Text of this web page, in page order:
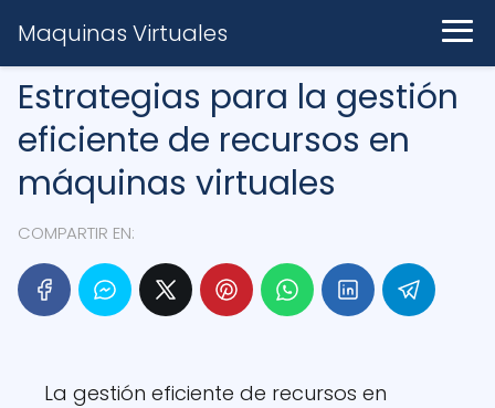
Maquinas Virtuales
Estrategias para la gestión
eficiente de recursos en
máquinas virtuales
COMPARTIR EN:
La gestión eficiente de recursos en